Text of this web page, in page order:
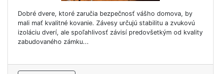
Dobré dvere, ktoré zaručia bezpečnosť vášho domova, by
mali mať kvalitné kovanie. Závesy určujú stabilitu a zvukovú
izoláciu dverí, ale spoľahlivosť závisí predovšetkým od kvality
zabudovaného zámku...